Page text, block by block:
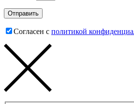
Согласен с политикой